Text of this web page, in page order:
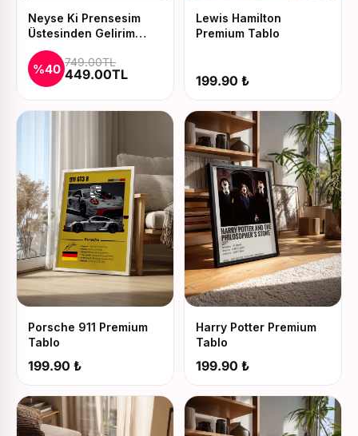
Neyse Ki Prensesim
Üstesinden Gelirim
Baskılı Kupa ve Yastık
Seti
%40 749.00TL
449.00TL
Lewis Hamilton
Premium Tablo
199.90 ₺
Porsche 911 Premium
Tablo
199.90 ₺
Harry Potter Premium
Tablo
199.90 ₺